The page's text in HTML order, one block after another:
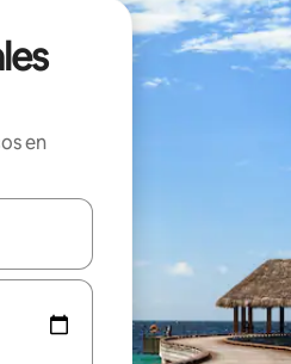
en
con las teclas de flecha